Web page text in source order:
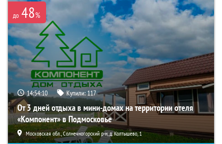
до 48%
14:54:08 Купили: 117
От 3 дней отдыха в мини-домах на территории отеля
«Компонент» в Подмосковье
Московская обл., Солнечногорский р-н, д. Колтышево, 1